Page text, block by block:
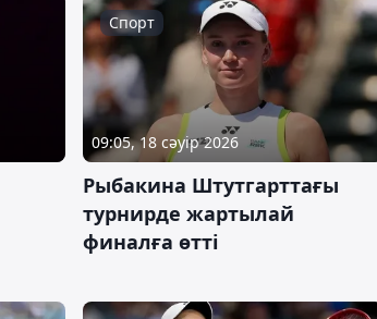
Спорт
09:05, 18 сәуір 2026
Рыбакина Штутгарттағы
турнирде жартылай
финалға өтті